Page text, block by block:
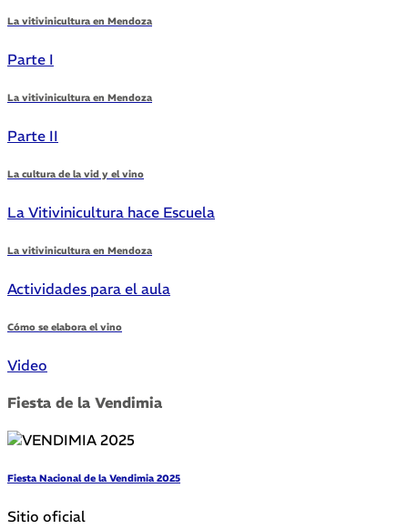
La vitivinicultura en Mendoza
Parte I
La vitivinicultura en Mendoza
Parte II
La cultura de la vid y el vino
La Vitivinicultura hace Escuela
La vitivinicultura en Mendoza
Actividades para el aula
Cómo se elabora el vino
Video
Fiesta de la Vendimia
Fiesta Nacional de la Vendimia 2025
Sitio oficial